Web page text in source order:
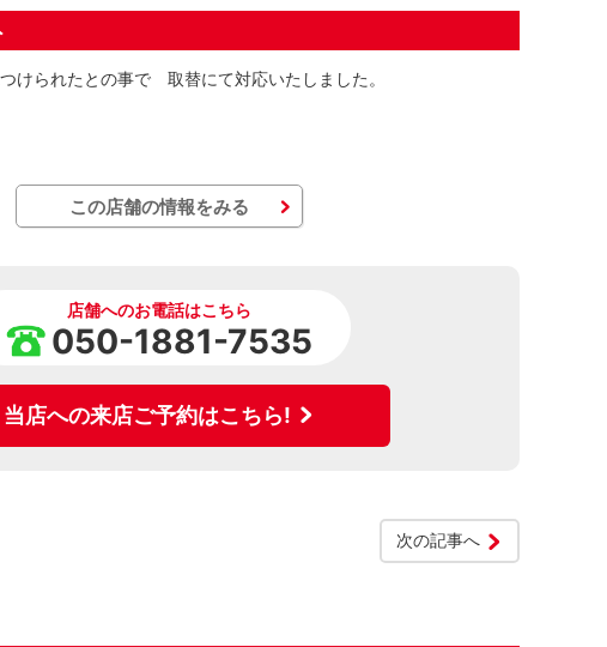
けられたとの事で 取替にて対応いたしました。
この店舗の情報をみる
店舗へのお電話はこちら
050-1881-7535
当店への来店ご予約はこちら!
次の記事へ